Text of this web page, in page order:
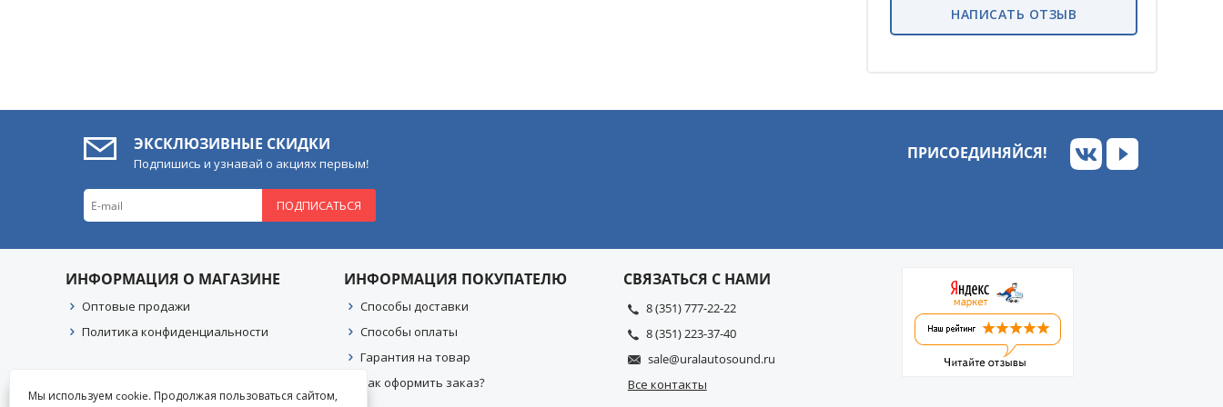
НАПИСАТЬ ОТЗЫВ
ЭКСКЛЮЗИВНЫЕ СКИДКИ
Подпишись и узнавай о акциях первым!
ПОДПИСАТЬСЯ
ПРИСОЕДИНЯЙСЯ!
ИНФОРМАЦИЯ О МАГАЗИНЕ
Оптовые продажи
Политика конфиденциальности
ИНФОРМАЦИЯ ПОКУПАТЕЛЮ
Способы доставки
Способы оплаты
Гарантия на товар
Как оформить заказ?
СВЯЗАТЬСЯ С НАМИ
8 (351) 777-22-22
8 (351) 223-37-40
sale@uralautosound.ru
Все контакты
Мы используем cookie. Продолжая пользоваться сайтом,